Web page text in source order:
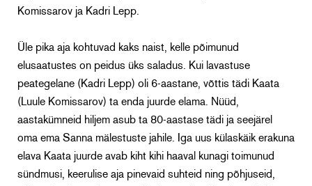
Komissarov ja Kadri Lepp.
Üle pika aja kohtuvad kaks naist, kelle põimunud
elusaatustes on peidus üks saladus. Kui lavastuse
peategelane (Kadri Lepp) oli 6-aastane, võttis tädi Kaata
(Luule Komissarov) ta enda juurde elama. Nüüd,
aastakümneid hiljem asub ta 80-aastase tädi ja seejärel
oma ema Sanna mälestuste jahile. Iga uus külaskäik erakuna
elava Kaata juurde avab kiht kihi haaval kunagi toimunud
sündmusi, keerulise aja pinevaid suhteid ning põhjuseid,